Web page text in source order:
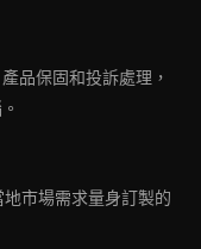
品保固和投訴處理，
市場需求量身訂製的